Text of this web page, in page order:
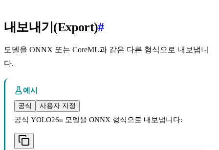
내보내기(Export)#
모델을 ONNX 또는 CoreML과 같은 다른 형식으로 내보냅니
다.
예시
공식
사용자 지정
공식 YOLO26n 모델을 ONNX 형식으로 내보냅니다: